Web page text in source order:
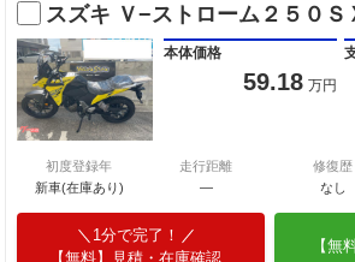
スズキ Ｖ−ストローム２５０Ｓ
本体価格
59.18 万円
初度登録年
新車(在庫あり)
走行距離
―
修復歴
なし
1分で完了！
【無料】見積・在庫確認
【無